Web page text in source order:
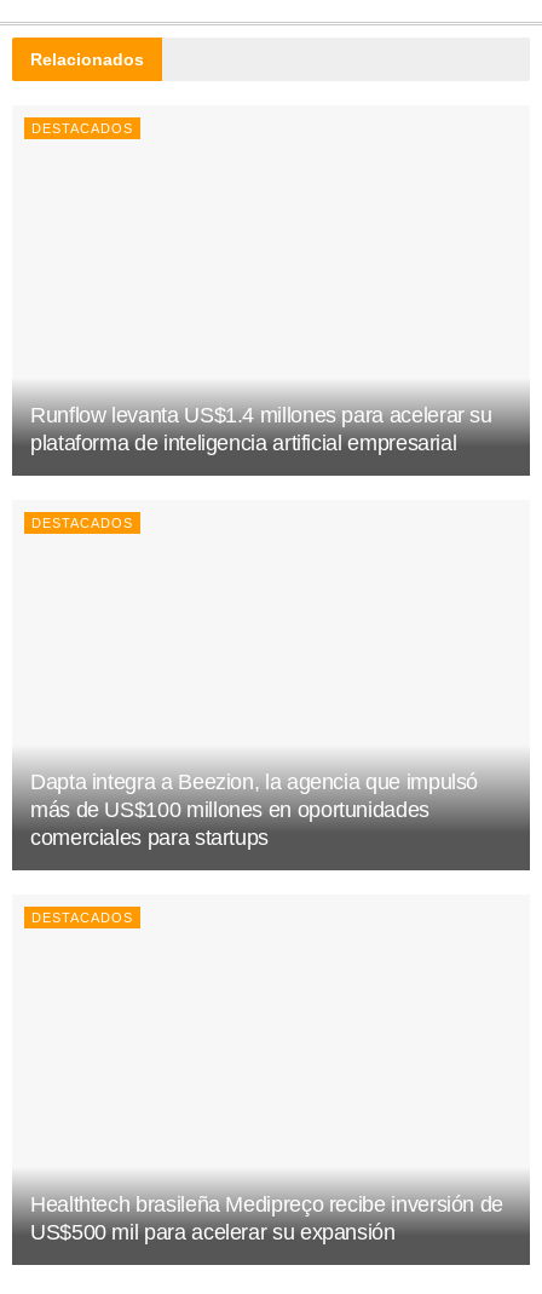
Relacionados
DESTACADOS
Runflow levanta US$1.4 millones para acelerar su
plataforma de inteligencia artificial empresarial
DESTACADOS
Dapta integra a Beezion, la agencia que impulsó
más de US$100 millones en oportunidades
comerciales para startups
DESTACADOS
Healthtech brasileña Medipreço recibe inversión de
US$500 mil para acelerar su expansión